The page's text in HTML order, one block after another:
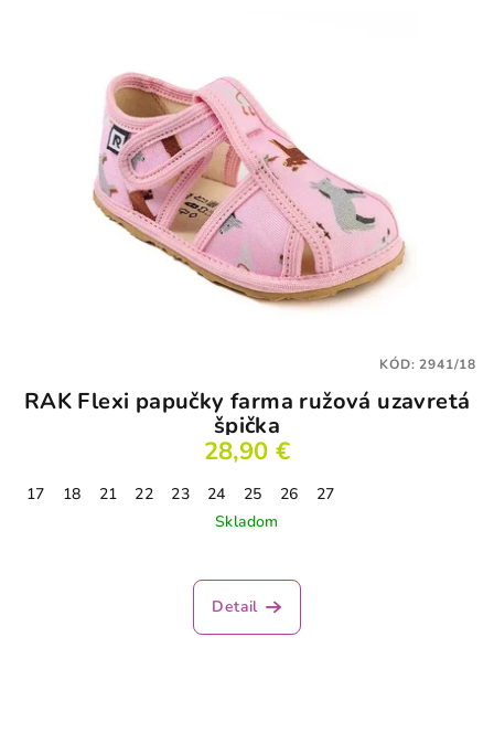
RAK Flexi papučky farma ružová uzavretá
špička
28,90 €
17 18 21 22 23 24 25 26
27
Skladom
Detail
KÓD:2941/18